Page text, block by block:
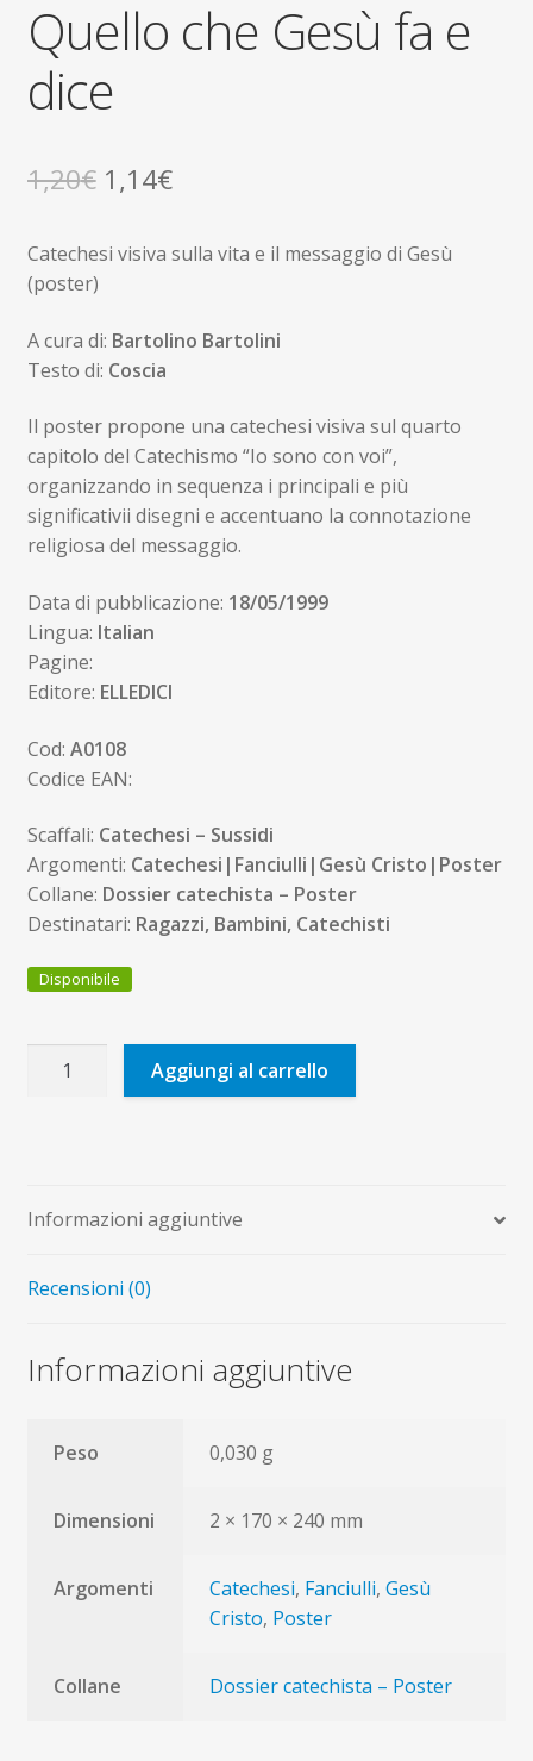
Contatti
Don Bosco
Quello che Gesù fa e
dice
1,20€ Il
originale
1,20€.
1,14€Il
attuale
1,14€.
Catechesi visiva sulla vita e il messaggio di Gesù
(poster)
A cura di: Bartolino Bartolini
Testo di: Coscia
Il poster propone una catechesi visiva sul quarto
capitolo del Catechismo “Io sono con voi”,
organizzando in sequenza i principali e più
significativii disegni e accentuano la connotazione
religiosa del messaggio.
Data di pubblicazione: 18/05/1999
Lingua: Italian
Pagine:
Editore: ELLEDICI
Cod: A0108
Codice EAN:
Scaffali: Catechesi – Sussidi
Argomenti: Catechesi|Fanciulli|Gesù Cristo|Poster
Collane: Dossier catechista – Poster
Destinatari: Ragazzi, Bambini, Catechisti
Disponibile
Quello
dice
quantità
Aggiungi al carrello
Informazioni aggiuntive
Recensioni (0)
Informazioni aggiuntive
Peso 0,030 g
Dimensioni 2 × 170 × 240 mm
Argomenti Catechesi, Fanciulli,Gesù
Cristo, Poster
Collane Dossier catechista – Poster